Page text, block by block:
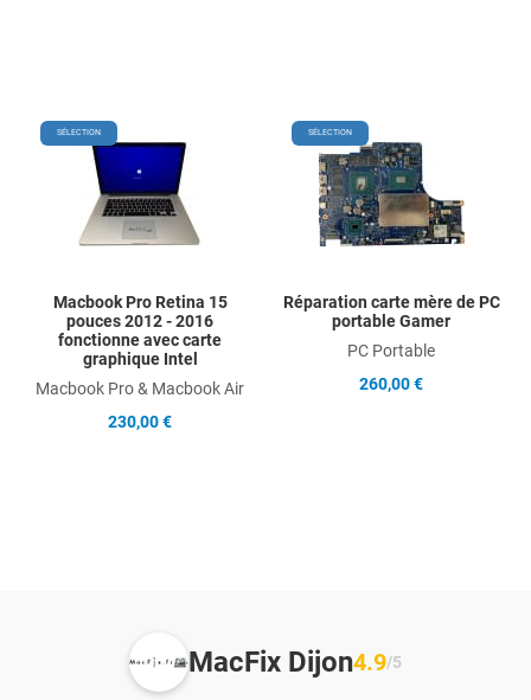
SÉLECTION Add to Wishlist
Add to Compare
Quick View
Macbook Pro Retina 15
pouces 2012 - 2016
fonctionne avec carte
graphique Intel
Macbook Pro & Macbook Air
230,00 €
SÉLECTION
Réparation carte mère de PC
portable Gamer
PC Portable
260,00 €
MacFix Dijon4.9/5